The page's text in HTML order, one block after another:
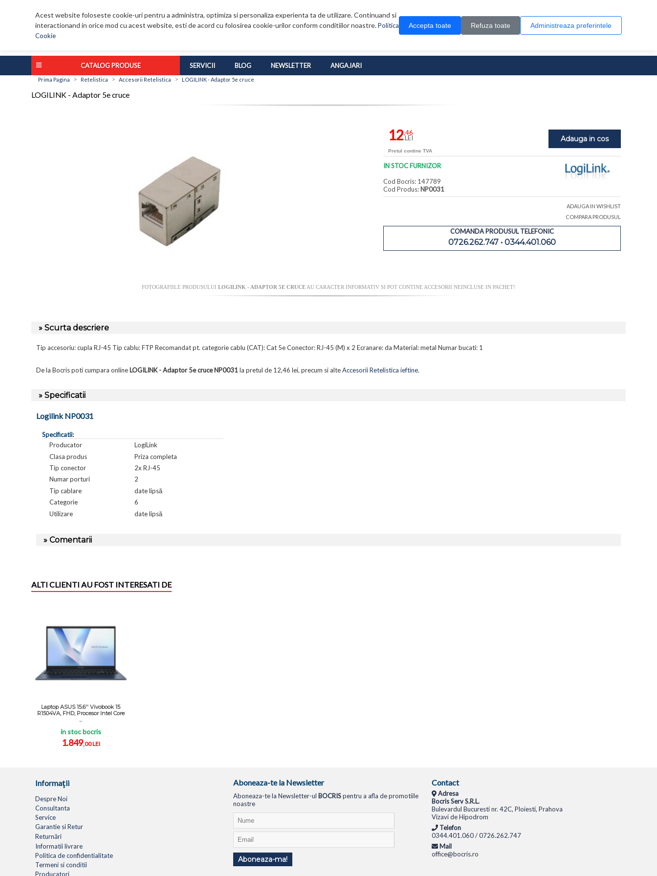
Acest website foloseste cookie-uri pentru a administra, optimiza si personaliza experienta ta de utilizare. Continuand si
interactionand in orice mod cu acest website, esti de acord cu folosirea cookie-urilor conform conditiilor noastre.Politica
Cookie
Accepta toate Refuza toate Administreaza preferintele
0 produs(e)
CATALOG PRODUSE SERVICII BLOG NEWSLETTER ANGAJARI
Prima Pagina > Retelistica > Accesorii Retelistica > LOGILINK - Adaptor 5e cruce
LOGILINK - Adaptor 5e cruce
Adauga in cos
12,46
LEI
Pretul contine TVA
IN STOC FURNIZOR
Cod Bocris: 147789
Cod Produs: NP0031
ADAUGA IN WISHLIST
COMPARA PRODUSUL
COMANDA PRODUSUL TELEFONIC
0726.262.747 • 0344.401.060
FOTOGRAFIILE PRODUSULUI LOGILINK - ADAPTOR 5E CRUCEAU CARACTER INFORMATIV SI POT CONTINE ACCESORII NEINCLUSE IN PACHET!
» Scurta descriere
Tip accesoriu: cupla RJ-45 Tip cablu: FTP Recomandat pt. categorie cablu (CAT): Cat 5e Conector: RJ-45 (M) x 2 Ecranare: da Material: metal Numar bucati: 1
De la Bocris poti cumpara online LOGILINK - Adaptor 5e cruce NP0031la pretul de 12,46 lei, precum si alteAccesorii Retelistica ieftine.
» Specificatii
Logilink NP0031
Specificatii:
Producator
LogiLink
Clasa produs
Priza completa
Tip conector
2x RJ-45
Numar porturi
2
Tip cablare
date lipsă
Categorie
6
Utilizare
date lipsă
» Comentarii
ALTI CLIENTI AU FOST INTERESATI DE
Laptop ASUS 15.6'' Vivobook 15
R1504VA, FHD, Procesor Intel Core
...
in stoc bocris
1.849,00 LEI
Informaţii
Despre Noi
Consultanta
Service
Garantie si Retur
Returnări
Informatii livrare
Politica de confidentialitate
Termeni si conditii
Producatori
Aboneaza-te la Newsletter
Aboneaza-te la Newsletter-ul BOCRISpentru a afla de promotiile
noastre
Aboneaza-ma!
Contact
Adresa
Bocris Serv S.R.L.
Bulevardul Bucuresti nr. 42C, Ploiesti, Prahova
Vizavi de Hipodrom
Telefon
0344.401.060 / 0726.262.747
Mail
office@bocris.ro